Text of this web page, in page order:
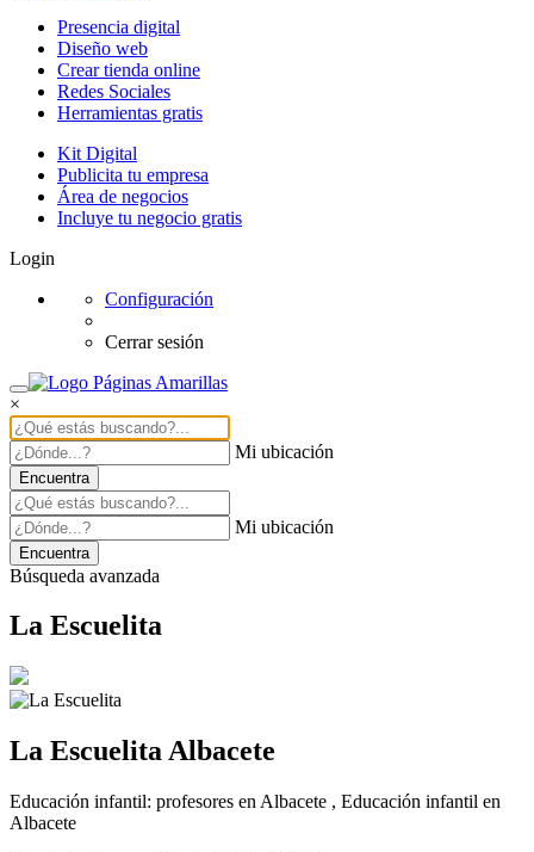
Presencia digital
Diseño web
Crear tienda online
Redes Sociales
Herramientas gratis
Kit Digital
Publicita tu empresa
Área de negocios
Incluye tu negocio gratis
Login
Configuración
Cerrar sesión
×
Mi ubicación
Encuentra
Mi ubicación
Encuentra
Búsqueda avanzada
La Escuelita
La EscuelitaAlbacete
Educación infantil: profesores en Albacete , Educación infantil en
Albacete